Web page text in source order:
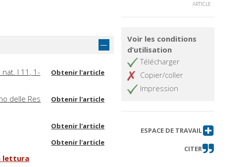
nat. I 11, 1-
Obtenir l'article
delle Res
Obtenir l'article
Obtenir l'article
Obtenir l'article
lettura
ARTICLE
Voir les conditions
d’utilisation
Télécharger
Copier/coller
Impression
ESPACE DE TRAVAIL
CITER